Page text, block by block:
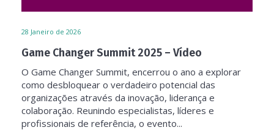
28 Janeiro de 2026
Game Changer Summit 2025 – Vídeo
O Game Changer Summit, encerrou o ano a explorar
como desbloquear o verdadeiro potencial das
organizações através da inovação, liderança e
colaboração. Reunindo especialistas, líderes e
profissionais de referência, o evento...